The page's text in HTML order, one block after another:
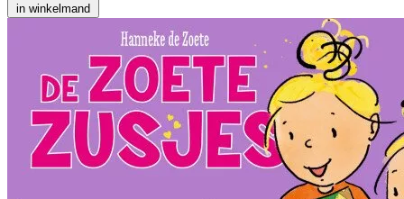
in winkelmand